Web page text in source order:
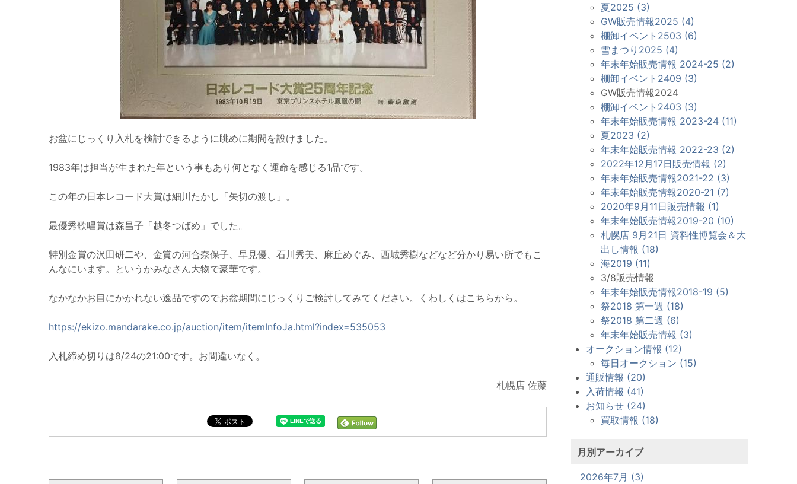
お盆にじっくり入札を検討できるように眺めに期間を設けました。
1983年は担当が生まれた年という事もあり何となく運命を感じる1品です。
この年の日本レコード大賞は細川たかし「矢切の渡し」。
最優秀歌唱賞は森昌子「越冬つばめ」でした。
特別金賞の沢田研二や、金賞の河合奈保子、早見優、石川秀美、麻丘めぐみ、西城秀樹などなど分かり易い所でもこ
んなにいます。というかみなさん大物で豪華です。
なかなかお目にかかれない逸品ですのでお盆期間にじっくりご検討してみてください。くわしくはこちらから。
https://ekizo.mandarake.co.jp/auction/item/itemInfoJa.html?index=535053
入札締め切りは8/24の21:00です。お間違いなく。
札幌店 佐藤
夏2025 (3)
GW販売情報2025 (4)
棚卸イベント2503 (6)
雪まつり2025 (4)
年末年始販売情報 2024-25 (2)
棚卸イベント2409 (3)
GW販売情報2024
棚卸イベント2403 (3)
年末年始販売情報 2023-24 (11)
夏2023 (2)
年末年始販売情報 2022-23 (2)
2022年12月17日販売情報 (2)
年末年始販売情報2021-22 (3)
年末年始販売情報2020-21 (7)
2020年9月11日販売情報 (1)
年末年始販売情報2019-20 (10)
札幌店 9月21日 資料性博覧会＆大
出し情報 (18)
海2019 (11)
3/8販売情報
年末年始販売情報2018-19 (5)
祭2018 第一週 (18)
祭2018 第二週 (6)
年末年始販売情報 (3)
オークション情報 (12)
毎日オークション (15)
通販情報 (20)
入荷情報 (41)
お知らせ (24)
買取情報 (18)
月別アーカイブ
2026年7月 (3)